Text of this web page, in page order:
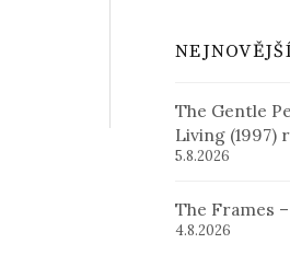
The Gentle
Living (1997)
5.8.2026
The Frames
4.8.2026